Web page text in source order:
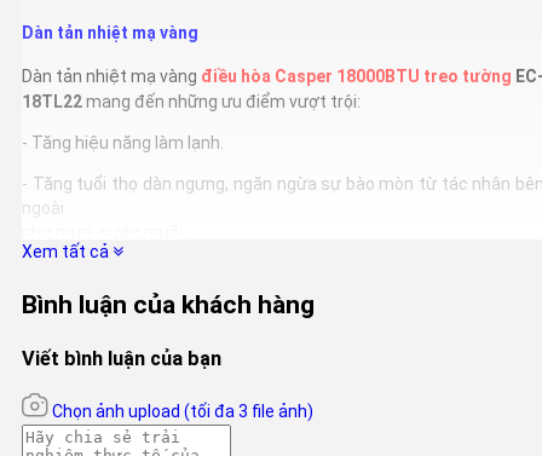
Dàn tản nhiệt mạ vàng
Dàn tản nhiệt mạ vàng điều hòa Casper 18000BTU treo tường
18TL22mang đến những ưu điểm vượt trội:
- Tăng hiệu năng làm lạnh.
- Tăng tuổi thọ dàn ngưng, ngăn ngừa sự bào mòn từ tác nhân
ngoài
Xem tất cả
Bình luận của khách hàng
Viết bình luận của bạn
Chọn ảnh upload (tối đa 3 file ảnh)